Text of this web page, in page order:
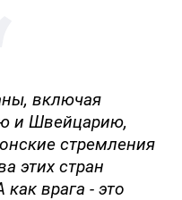
включая
и Швейцарию,
стремления
этих стран
врага - это